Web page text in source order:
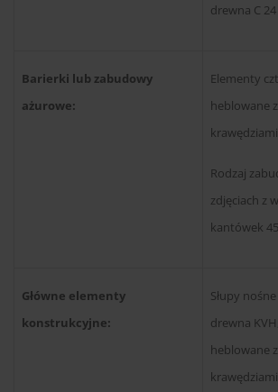
drewna C 24
Barierki lub zabudowy
ażurowe:
Elementy
heblowane
krawędziami
Rodzaj
zdjęciach z
kantówek
Główne elementy
konstrukcyjne:
Słupy
drewna
heblowane
krawędziami